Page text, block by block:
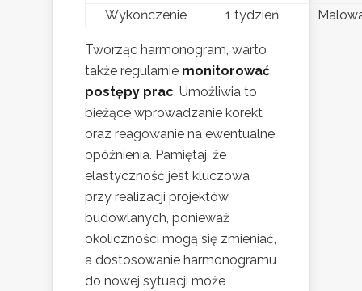
Wykończenie
1 tydzień
Tworząc harmonogram, warto
także regularnie monitorować
postępy prac. Umożliwia to
bieżące wprowadzanie korekt
oraz reagowanie na ewentualne
opóźnienia. Pamiętaj, że
elastyczność jest kluczowa
przy realizacji projektów
budowlanych, ponieważ
okoliczności mogą się zmieniać,
a dostosowanie harmonogramu
do nowej sytuacji może